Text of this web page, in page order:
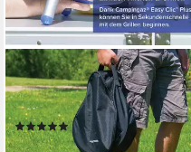
CAMPINGAZ
Gasgrill Campingaz Party
Gasgrill 400 CV, Standfest
(3)
ab 129,30 €